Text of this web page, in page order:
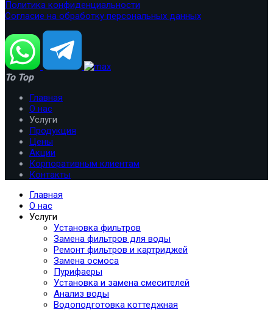
Политика конфиденциальности
Согласие на обработку персональных данных
To Top
Главная
О нас
Услуги
Продукция
Цены
Акции
Корпоративным клиентам
Контакты
Главная
О нас
Услуги
Установка фильтров
Замена фильтров для воды
Ремонт фильтров и картриджей
Замена осмоса
Пурифаеры
Установка и замена смесителей
Анализ воды
Водоподготовка коттеджная